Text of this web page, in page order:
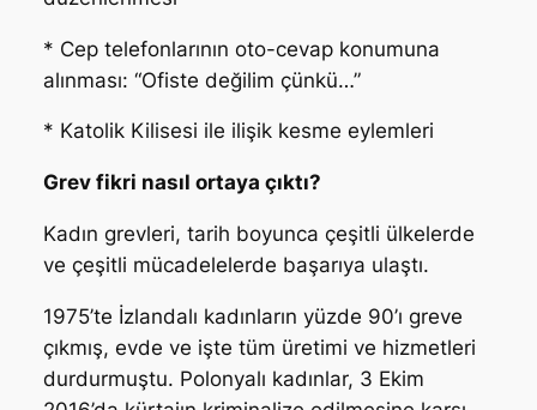
* Cep telefonlarının oto-cevap konumuna
alınması: “Ofiste değilim çünkü…”
* Katolik Kilisesi ile ilişik kesme eylemleri
Grev fikri nasıl ortaya çıktı?
Kadın grevleri, tarih boyunca çeşitli ülkelerde
ve çeşitli mücadelelerde başarıya ulaştı.
1975’te İzlandalı kadınların yüzde 90’ı greve
çıkmış, evde ve işte tüm üretimi ve hizmetleri
durdurmuştu. Polonyalı kadınlar, 3 Ekim